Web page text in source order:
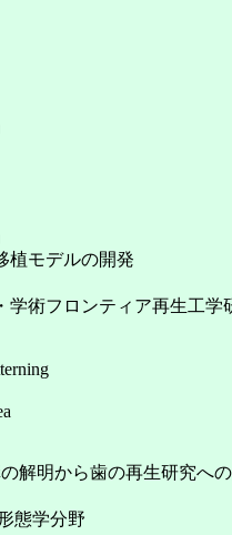
植モデルの開発
術フロンティア再生工学
解明から歯の再生研究へ
態学分野